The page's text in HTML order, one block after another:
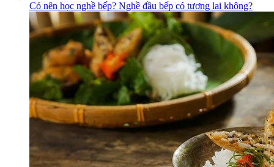
Có nên học nghề bếp? Nghề đầu bếp có tương lai không?